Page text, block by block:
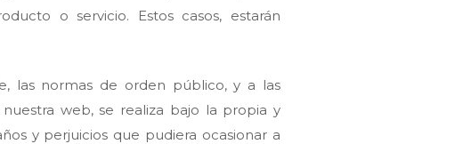
o servicio. Estos casos, estarán
las normas de orden público, y a las
web, se realiza bajo la propia y
y perjuicios que pudiera ocasionar a